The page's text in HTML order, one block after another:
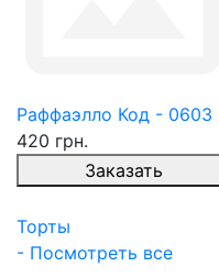
Раффаэлло Код - 0603
420 грн.
Заказать
Торты
- Посмотреть все